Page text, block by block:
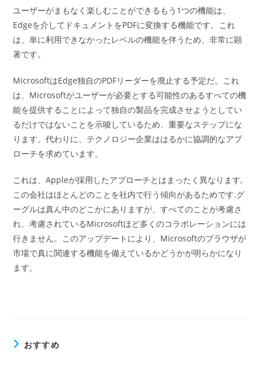
ユーザーがまもなく楽しむことができるもう1つの機能は、
Edgeを介してドキュメントをPDFに変換する機能です。これ
は、単に利用できなかったレベルの機能を伴うため、非常に顕
著です。
MicrosoftはEdge独自のPDFリーダーを廃止する予定だ。これ
は、Microsoftがユーザーが必要とする可能性のあるすべての機
能を提供することによって独自の製品を完成させようとしてい
るだけではないことを示唆しているため、重要なステップにな
ります。代わりに、テクノロジー企業ははるかに協調的なアプ
ローチを求めています。
これは、Appleが採用したアプローチとはまったく異なります,
この会社はほとんどのことを社内で行う傾向があるためです.グ
ーグルは真ん中のどこかにありますが、すべてのことが考慮さ
れ、考慮されているMicrosoftほど多くのコラボレーションには
行きません。このアップデートにより、Microsoftのブラウザが
市場で真に関連する機能を備えているかどうかが明らかになり
ます。
おすすめ